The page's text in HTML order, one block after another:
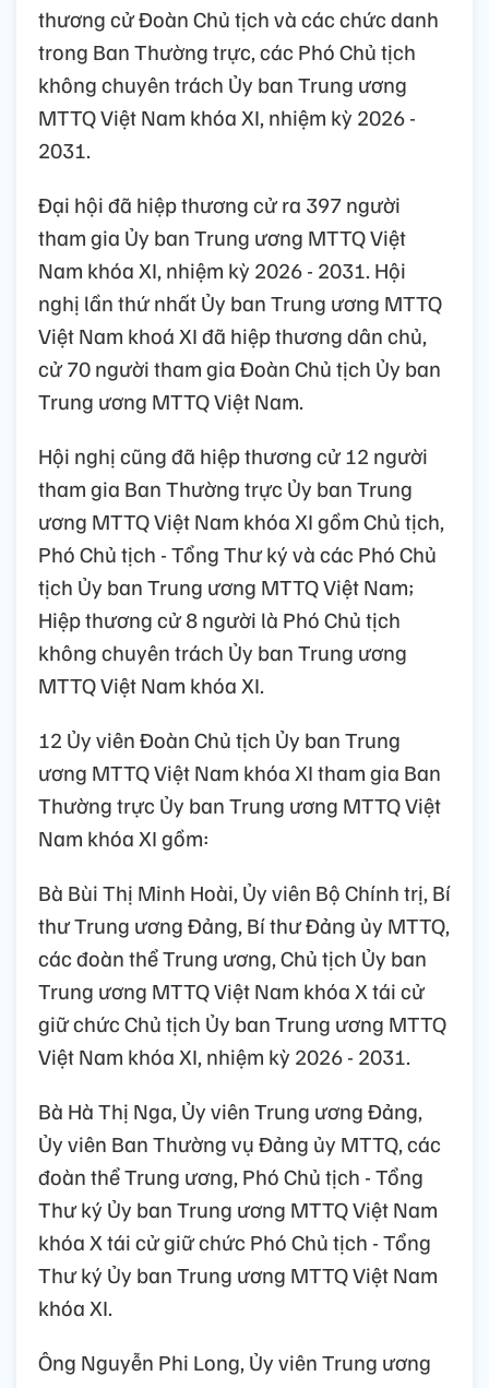
thương cử Đoàn Chủ tịch và các chức danh
trong Ban Thường trực, các Phó Chủ tịch
không chuyên trách Ủy ban Trung ương
MTTQ Việt Nam khóa XI, nhiệm kỳ 2026 -
2031.
Đại hội đã hiệp thương cử ra 397 người
tham gia Ủy ban Trung ương MTTQ Việt
Nam khóa XI, nhiệm kỳ 2026 - 2031. Hội
nghị lần thứ nhất Ủy ban Trung ương MTTQ
Việt Nam khoá XI đã hiệp thương dân chủ,
cử 70 người tham gia Đoàn Chủ tịch Ủy ban
Trung ương MTTQ Việt Nam.
Hội nghị cũng đã hiệp thương cử 12 người
tham gia Ban Thường trực Ủy ban Trung
ương MTTQ Việt Nam khóa XI gồm Chủ tịch,
Phó Chủ tịch - Tổng Thư ký và các Phó Chủ
tịch Ủy ban Trung ương MTTQ Việt Nam;
Hiệp thương cử 8 người là Phó Chủ tịch
không chuyên trách Ủy ban Trung ương
MTTQ Việt Nam khóa XI.
12 Ủy viên Đoàn Chủ tịch Ủy ban Trung
ương MTTQ Việt Nam khóa XI tham gia Ban
Thường trực Ủy ban Trung ương MTTQ Việt
Nam khóa XI gồm:
Bà Bùi Thị Minh Hoài, Ủy viên Bộ Chính trị, Bí
thư Trung ương Đảng, Bí thư Đảng ủy MTTQ,
các đoàn thể Trung ương, Chủ tịch Ủy ban
Trung ương MTTQ Việt Nam khóa X tái cử
giữ chức Chủ tịch Ủy ban Trung ương MTTQ
Việt Nam khóa XI, nhiệm kỳ 2026 - 2031.
Bà Hà Thị Nga, Ủy viên Trung ương Đảng,
Ủy viên Ban Thường vụ Đảng ủy MTTQ, các
đoàn thể Trung ương, Phó Chủ tịch - Tổng
Thư ký Ủy ban Trung ương MTTQ Việt Nam
khóa X tái cử giữ chức Phó Chủ tịch - Tổng
Thư ký Ủy ban Trung ương MTTQ Việt Nam
khóa XI.
Ông Nguyễn Phi Long, Ủy viên Trung ương